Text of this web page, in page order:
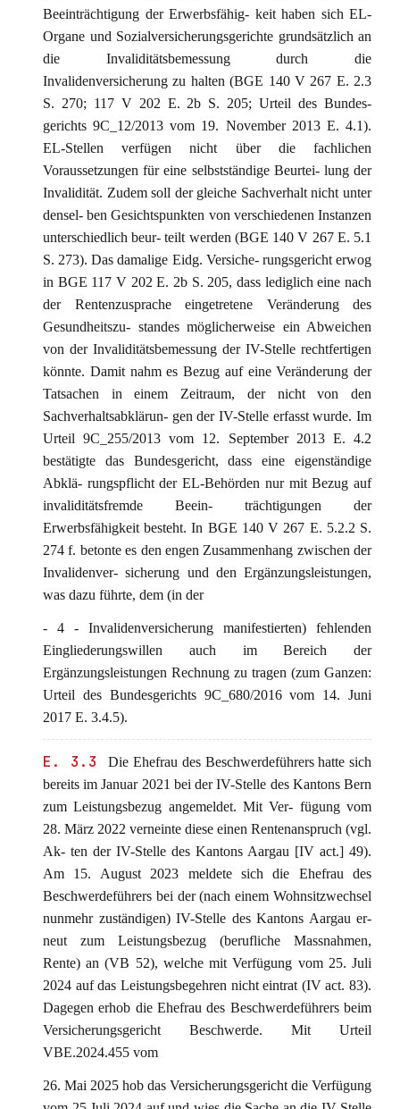
Beeinträchtigung der Erwerbsfähig- keit haben sich EL-
Organe und Sozialversicherungsgerichte grundsätzlich an
die Invaliditätsbemessung durch die
Invalidenversicherung zu halten (BGE 140 V 267 E. 2.3
S. 270; 117 V 202 E. 2b S. 205; Urteil des Bundes-
gerichts 9C_12/2013 vom 19. November 2013 E. 4.1).
EL-Stellen verfügen nicht über die fachlichen
Voraussetzungen für eine selbstständige Beurtei- lung der
Invalidität. Zudem soll der gleiche Sachverhalt nicht unter
densel- ben Gesichtspunkten von verschiedenen Instanzen
unterschiedlich beur- teilt werden (BGE 140 V 267 E. 5.1
S. 273). Das damalige Eidg. Versiche- rungsgericht erwog
in BGE 117 V 202 E. 2b S. 205, dass lediglich eine nach
der Rentenzusprache eingetretene Veränderung des
Gesundheitszu- standes möglicherweise ein Abweichen
von der Invaliditätsbemessung der IV-Stelle rechtfertigen
könnte. Damit nahm es Bezug auf eine Veränderung der
Tatsachen in einem Zeitraum, der nicht von den
Sachverhaltsabklärun- gen der IV-Stelle erfasst wurde. Im
Urteil 9C_255/2013 vom 12. September 2013 E. 4.2
bestätigte das Bundesgericht, dass eine eigenständige
Abklä- rungspflicht der EL-Behörden nur mit Bezug auf
invaliditätsfremde Beein- trächtigungen der
Erwerbsfähigkeit besteht. In BGE 140 V 267 E. 5.2.2 S.
274 f. betonte es den engen Zusammenhang zwischen der
Invalidenver- sicherung und den Ergänzungsleistungen,
was dazu führte, dem (in der
- 4 - Invalidenversicherung manifestierten) fehlenden
Eingliederungswillen auch im Bereich der
Ergänzungsleistungen Rechnung zu tragen (zum Ganzen:
Urteil des Bundesgerichts 9C_680/2016 vom 14. Juni
2017 E. 3.4.5).
E. 3.3
Die Ehefrau des Beschwerdeführers hatte sich
bereits im Januar 2021 bei der IV-Stelle des Kantons Bern
zum Leistungsbezug angemeldet. Mit Ver- fügung vom
28. März 2022 verneinte diese einen Rentenanspruch (vgl.
Ak- ten der IV-Stelle des Kantons Aargau [IV act.] 49).
Am 15. August 2023 meldete sich die Ehefrau des
Beschwerdeführers bei der (nach einem Wohnsitzwechsel
nunmehr zuständigen) IV-Stelle des Kantons Aargau er-
neut zum Leistungsbezug (berufliche Massnahmen,
Rente) an (VB 52), welche mit Verfügung vom 25. Juli
2024 auf das Leistungsbegehren nicht eintrat (IV act. 83).
Dagegen erhob die Ehefrau des Beschwerdeführers beim
Versicherungsgericht Beschwerde. Mit Urteil
VBE.2024.455 vom
26. Mai 2025 hob das Versicherungsgericht die Verfügung